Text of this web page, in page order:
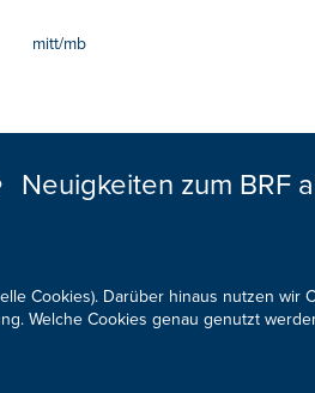
mitt/mb
Neuigkeiten zum BRF
Cookies). Darüber hinaus nutzen wir
Welche Cookies genau genutzt